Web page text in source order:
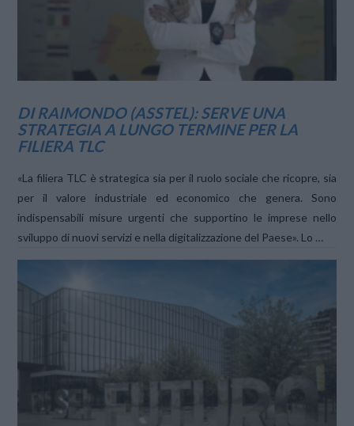
VIEW POST
DI RAIMONDO (ASSTEL): SERVE UNA
STRATEGIA A LUNGO TERMINE PER LA
FILIERA TLC
«La filiera TLC è strategica sia per il ruolo sociale che ricopre, sia
per il valore industriale ed economico che genera. Sono
indispensabili misure urgenti che supportino le imprese nello
sviluppo di nuovi servizi e nella digitalizzazione del Paese». Lo …